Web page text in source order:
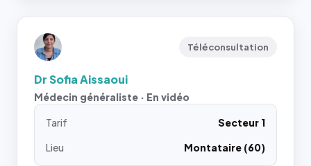
Téléconsultation
Dr Sofia Aissaoui
Médecin généraliste · En vidéo
Tarif
Secteur 1
Lieu
Montataire (60)